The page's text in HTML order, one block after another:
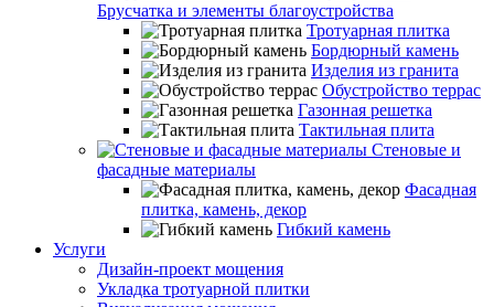
Брусчатка и элементы благоустройства
Тротуарная плитка
Бордюрный камень
Изделия из гранита
Обустройство террас
Газонная решетка
Тактильная плита
Стеновые и
фасадные материалы
Фасадная
плитка, камень, декор
Гибкий камень
Услуги
Дизайн-проект мощения
Укладка тротуарной плитки